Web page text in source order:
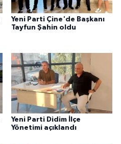
Yeni Parti Çine'de Başkanı
Tayfun Şahin oldu
Yeni Parti Didim İlçe
Yönetimi açıklandı